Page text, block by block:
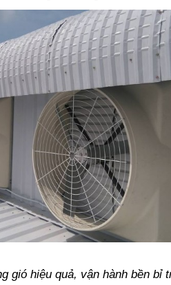
gió hiệu quả, vận hành bền bỉ